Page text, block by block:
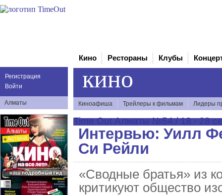
Регистрация
Войти
Алматы
Кино Рестораны Клубы
кино
Киноафиша Трейлеры к фильмам Лидеры
Time Out Алматы №54 / 18 - 28
Интервью: Уилл
Си Рейли
«Сводные братья» из
критикуют общество